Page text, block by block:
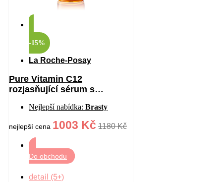
-15%
La Roche-Posay
Pure Vitamin C12
rozjasňující sérum s
30 mlNejlepší nabídka: Brasty
nejlepší cena 1003 Kč 1180 Kč
Do obchodu
detail (5+)